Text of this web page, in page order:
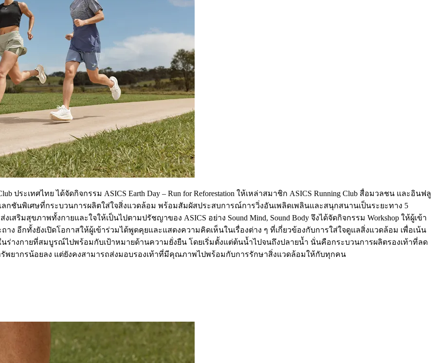
ประเทศไทย ได้จัดกิจกรรม ASICS Earth Day – Run for Reforestation ให้เหล่าสมาชิก ASICS Running Club สื่อมวลชน และอินฟลู
กชันพิเศษที่กระบวนการผลิตใส่ใจสิ่งแวดล้อม พร้อมสัมผัสประสบการณ์การวิ่งอันเพลิดเพลินและสนุกสนานเป็นระยะทาง 5
ริมสุขภาพทั้งกายและใจให้เป็นไปตามปรัชญาของ ASICS อย่าง Sound Mind, Sound Body จึงได้จัดกิจกรรม Workshop ให้ผู้เข้า
ง อีกทั้งยังเปิดโอกาสให้ผู้เข้าร่วมได้พูดคุยและแสดงความคิดเห็นในเรื่องต่าง ๆ ที่เกี่ยวข้องกับการใส่ใจดูแลสิ่งแวดล้อม เพื่อเน้น
ร่างกายที่สมบูรณ์ไปพร้อมกับเป้าหมายด้านความยั่งยืน โดยเริ่มตั้งแต่ต้นน้ำไปจนถึงปลายน้ำ นั่นคือกระบวนการผลิตรองเท้าที่ลด
พยากรน้อยลง แต่ยังคงสามารถส่งมอบรองเท้าที่มีคุณภาพไปพร้อมกับการรักษาสิ่งแวดล้อมให้กับทุกคน